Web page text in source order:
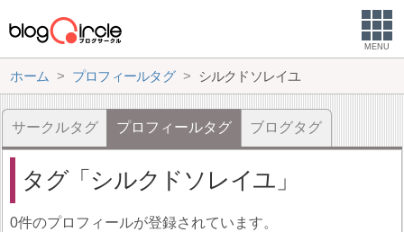
MENU
ホーム プロフィールタグ シルクドソレイユ
サークルタグ プロフィールタグ ブログタグ
タグ シルクドソレイユ
0件のプロフィールが登録されています。